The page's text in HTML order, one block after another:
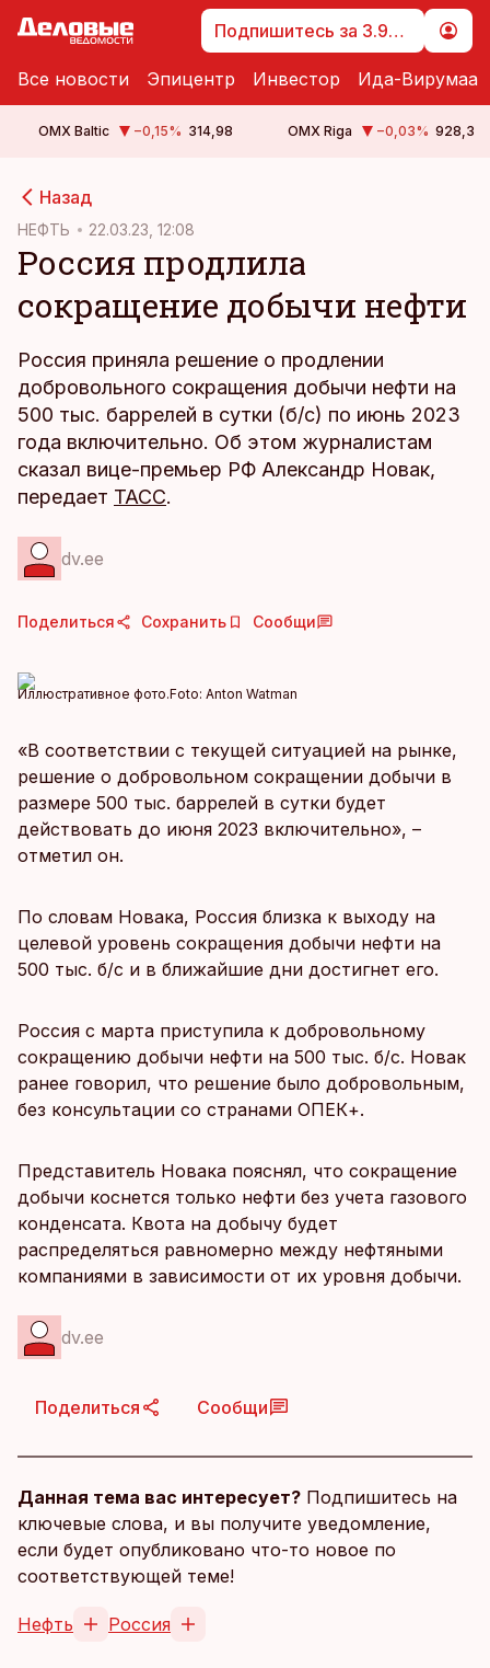
Подпишитесь за 3.99 €
Все новости Эпицентр Инвестор Ида-Вирумаа
OMX Baltic −0,15% 314,98 OMX Riga −0,03% 928,3
Назад
НЕФТЬ 22.03.23, 12:08
Россия продлила
сокращение добычи нефти
Россия приняла решение о продлении
добровольного сокращения добычи нефти на
500 тыс. баррелей в сутки (б/с) по июнь 2023
года включительно. Об этом журналистам
сказал вице-премьер РФ Александр Новак,
передает ТАСС.
dv.ee
Поделиться Сохранить Сообщи
Иллюстративное фото.Foto: Anton Watman
«В соответствии с текущей ситуацией на рынке,
решение о добровольном сокращении добычи в
размере 500 тыс. баррелей в сутки будет
действовать до июня 2023 включительно», –
отметил он.
По словам Новака, Россия близка к выходу на
целевой уровень сокращения добычи нефти на
500 тыс. б/с и в ближайшие дни достигнет его.
Россия с марта приступила к добровольному
сокращению добычи нефти на 500 тыс. б/с. Новак
ранее говорил, что решение было добровольным,
без консультации со странами ОПЕК+.
Представитель Новака пояснял, что сокращение
добычи коснется только нефти без учета газового
конденсата. Квота на добычу будет
распределяться равномерно между нефтяными
компаниями в зависимости от их уровня добычи.
dv.ee
Поделиться Сообщи
Данная тема вас интересует? Подпишитесь на
ключевые слова, и вы получите уведомление,
если будет опубликовано что-то новое по
соответствующей теме!
Нефть Россия